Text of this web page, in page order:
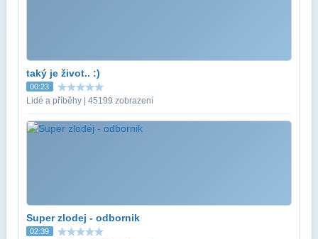
taký je život.. :)
00:23
Lidé a příběhy | 45199 zobrazení
Super zlodej - odbornik
02:39